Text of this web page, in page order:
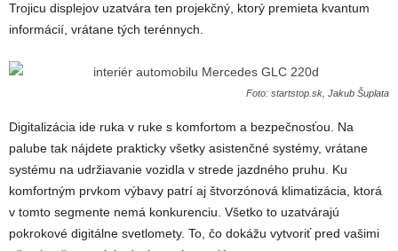
Trojicu displejov uzatvára ten projekčný, ktorý premieta kvantum
informácií, vrátane tých terénnych.
Foto: startstop.sk, Jakub Šuplata
Digitalizácia ide ruka v ruke s komfortom a bezpečnosťou. Na
palube tak nájdete prakticky všetky asistenčné systémy, vrátane
systému na udržiavanie vozidla v strede jazdného pruhu. Ku
komfortným prvkom výbavy patrí aj štvorzónová klimatizácia, ktorá
v tomto segmente nemá konkurenciu. Všetko to uzatvárajú
pokrokové digitálne svetlomety. To, čo dokážu vytvoriť pred vašimi